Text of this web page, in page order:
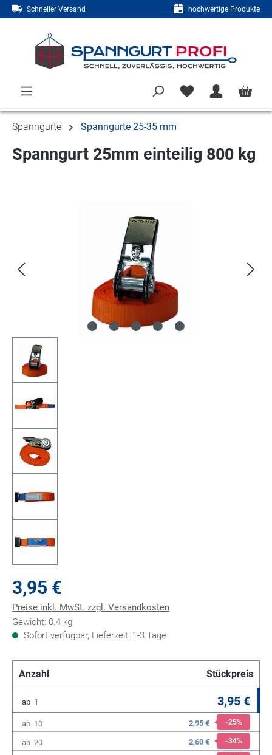
Zum Hauptinhalt springen
Schneller Versand hochwertige Produkte
Spanngurte Spanngurte 25-35 mm
Spanngurt 25mm einteilig 800 kg
3,95 €
Preise inkl. MwSt. zzgl. Versandkosten
Gewicht: 0.4 kg
Sofort verfügbar, Lieferzeit: 1-3 Tage
Anzahl Stückpreis
ab 1 3,95 €
ab 10 2,95 € -25%
ab 20 2,60 € -34%